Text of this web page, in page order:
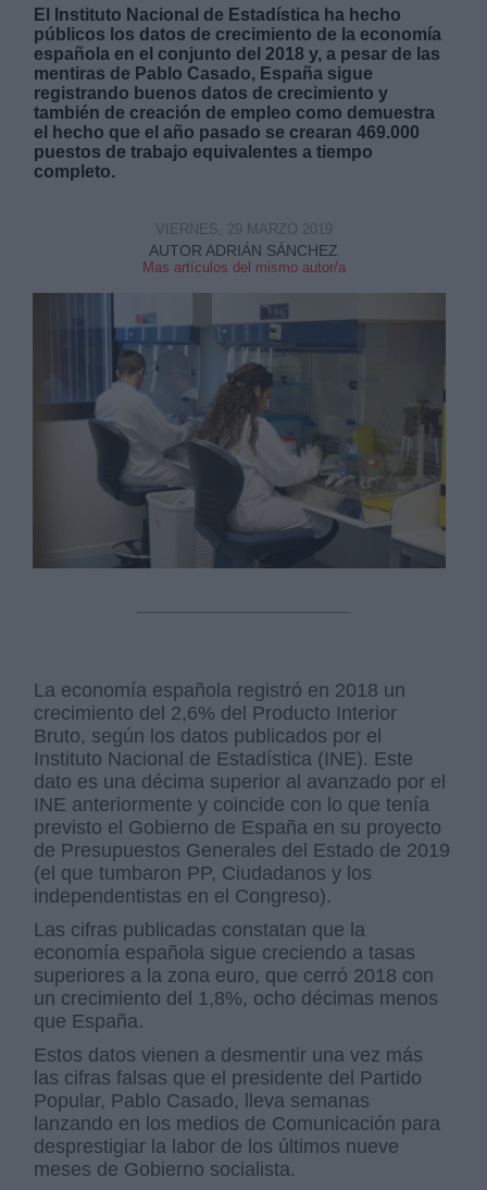
El Instituto Nacional de Estadística ha hecho
públicos los datos de crecimiento de la economía
española en el conjunto del 2018 y, a pesar de las
mentiras de Pablo Casado, España sigue
registrando buenos datos de crecimiento y
también de creación de empleo como demuestra
el hecho que el año pasado se crearan 469.000
puestos de trabajo equivalentes a tiempo
completo.
AUTOR ADRIÁN SÁNCHEZ
Mas artículos del mismo autor/a
VIERNES, 29 MARZO 2019
La economía española registró en 2018 un
crecimiento del 2,6% del Producto Interior
Bruto, según los datos publicados por el
Instituto Nacional de Estadística (INE). Este
dato es una décima superior al avanzado por el
INE anteriormente y coincide con lo que tenía
previsto el Gobierno de España en su proyecto
de Presupuestos Generales del Estado de 2019
(el que tumbaron PP, Ciudadanos y los
independentistas en el Congreso).
Las cifras publicadas constatan que la
economía española sigue creciendo a tasas
superiores a la zona euro, que cerró 2018 con
un crecimiento del 1,8%, ocho décimas menos
que España.
Estos datos vienen a desmentir una vez más
las cifras falsas que el presidente del Partido
Popular, Pablo Casado, lleva semanas
lanzando en los medios de Comunicación para
desprestigiar la labor de los últimos nueve
meses de Gobierno socialista.